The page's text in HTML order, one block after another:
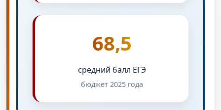
68,5
средний балл ЕГЭ
бюджет 2025 года